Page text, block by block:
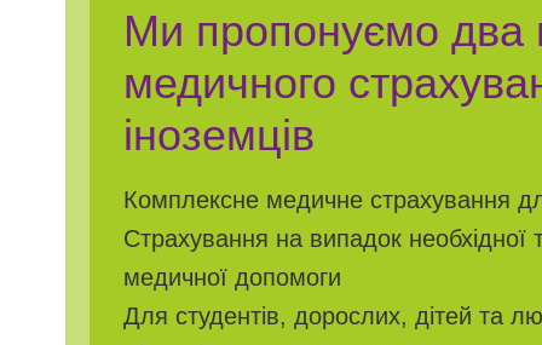
Ми пропонуємо два
медичного
іноземців
Комплексне медичне страхування
Страхування на випадок необхідної
медичної допомоги
Для студентів, дорослих, дітей та